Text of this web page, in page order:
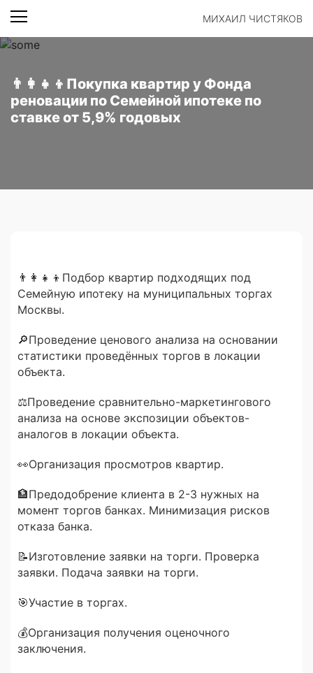
МИХАИЛ ЧИСТЯКОВ
👨‍👩‍👧‍👦Покупка квартир у Фонда
реновации по Семейной ипотеке по
ставке от 5,9% годовых
👨‍👩‍👧‍👦Подбор квартир подходящих под
Семейную ипотеку на муниципальных торгах
Москвы.
🔎Проведение ценового анализа на основании
статистики проведённых торгов в локации
объекта.
⚖Проведение сравнительно-маркетингового
анализа на основе экспозиции объектов-
аналогов в локации объекта.
👀Организация просмотров квартир.
🏦Предодобрение клиента в 2-3 нужных на
момент торгов банках. Минимизация рисков
отказа банка.
📝Изготовление заявки на торги. Проверка
заявки. Подача заявки на торги.
🎯Участие в торгах.
💰Организация получения оценочного
заключения.